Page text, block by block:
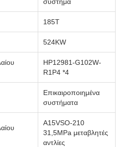
185Τ
524KW
HP12981-G102W-
R1P4 *4
Επικαιροποιημένα
συστήματα
Α15VSO-210
31,5MPa μεταβλητές
αντλίες